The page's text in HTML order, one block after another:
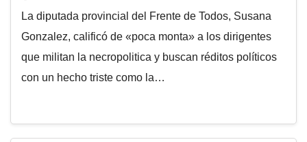
La diputada provincial del Frente de Todos, Susana
Gonzalez, calificó de «poca monta» a los dirigentes
que militan la necropolitica y buscan réditos políticos
con un hecho triste como la…